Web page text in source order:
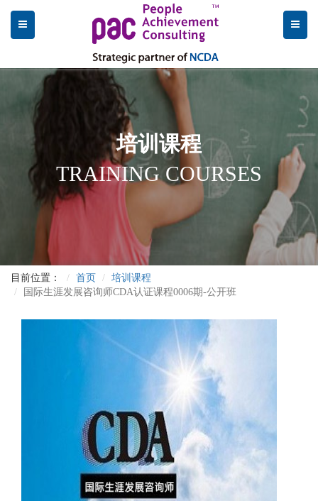
培训课程
TRAINING COURSES
目前位置： 首页
培训课程
国际生涯发展咨询师CDA认证课程0006期-公开班